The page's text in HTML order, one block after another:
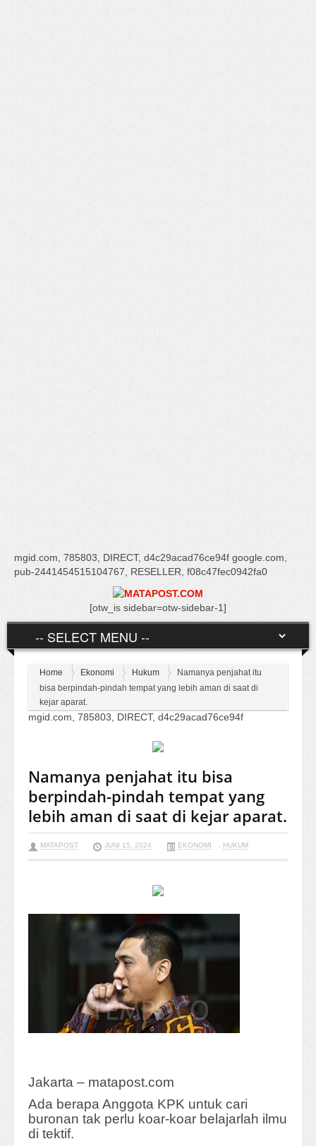
mgid.com, 785803, DIRECT, d4c29acad76ce94f google.com,
pub-2441454515104767, RESELLER, f08c47fec0942fa0
[otw_is sidebar=otw-sidebar-1]
Home Ekonomi Hukum
Namanya penjahat itu
bisa berpindah-pindah tempat yang lebih aman di saat di
kejar aparat.
mgid.com, 785803, DIRECT, d4c29acad76ce94f
Namanya penjahat itu bisa
berpindah-pindah tempat yang
lebih aman di saat di kejar aparat.
MATAPOST JUNI 15, 2024 EKONOMI , HUKUM
Jakarta – matapost.com
Ada berapa Anggota KPK untuk cari
buronan tak perlu koar-koar belajarlah ilmu
di tektif.